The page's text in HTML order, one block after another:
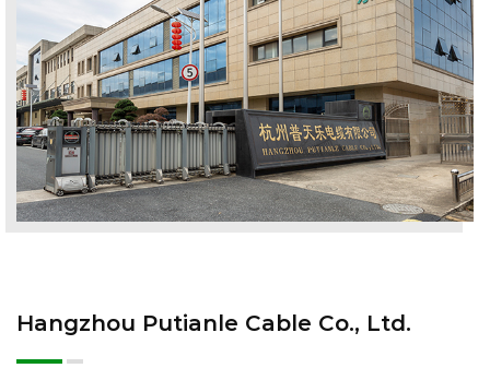
Hangzhou Putianle Cable Co., Ltd.